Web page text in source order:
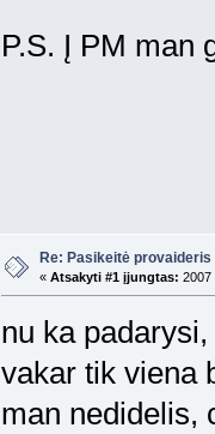
P.S. Į PM man
Re: Pasikeitė provaideris
« Atsakyti #1 įjungtas: 2007
nu ka
vakar tik viena
man nedidelis,